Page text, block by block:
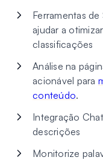
Ferramentas
ajudar a
classificações
Análise na
acionável para
conteúdo.
Integração
descrições
Monitorize